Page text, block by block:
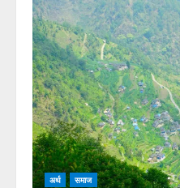
अर्थ समाज